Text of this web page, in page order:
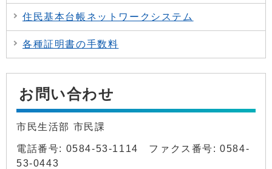
住民基本台帳ネットワークシステム
各種証明書の手数料
お問い合わせ
市民生活部 市民課
電話番号: 0584-53-1114 ファクス番号: 0584-
53-0443